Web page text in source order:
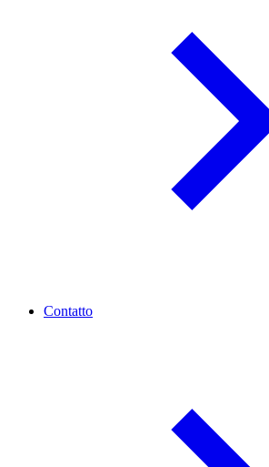
Contatto